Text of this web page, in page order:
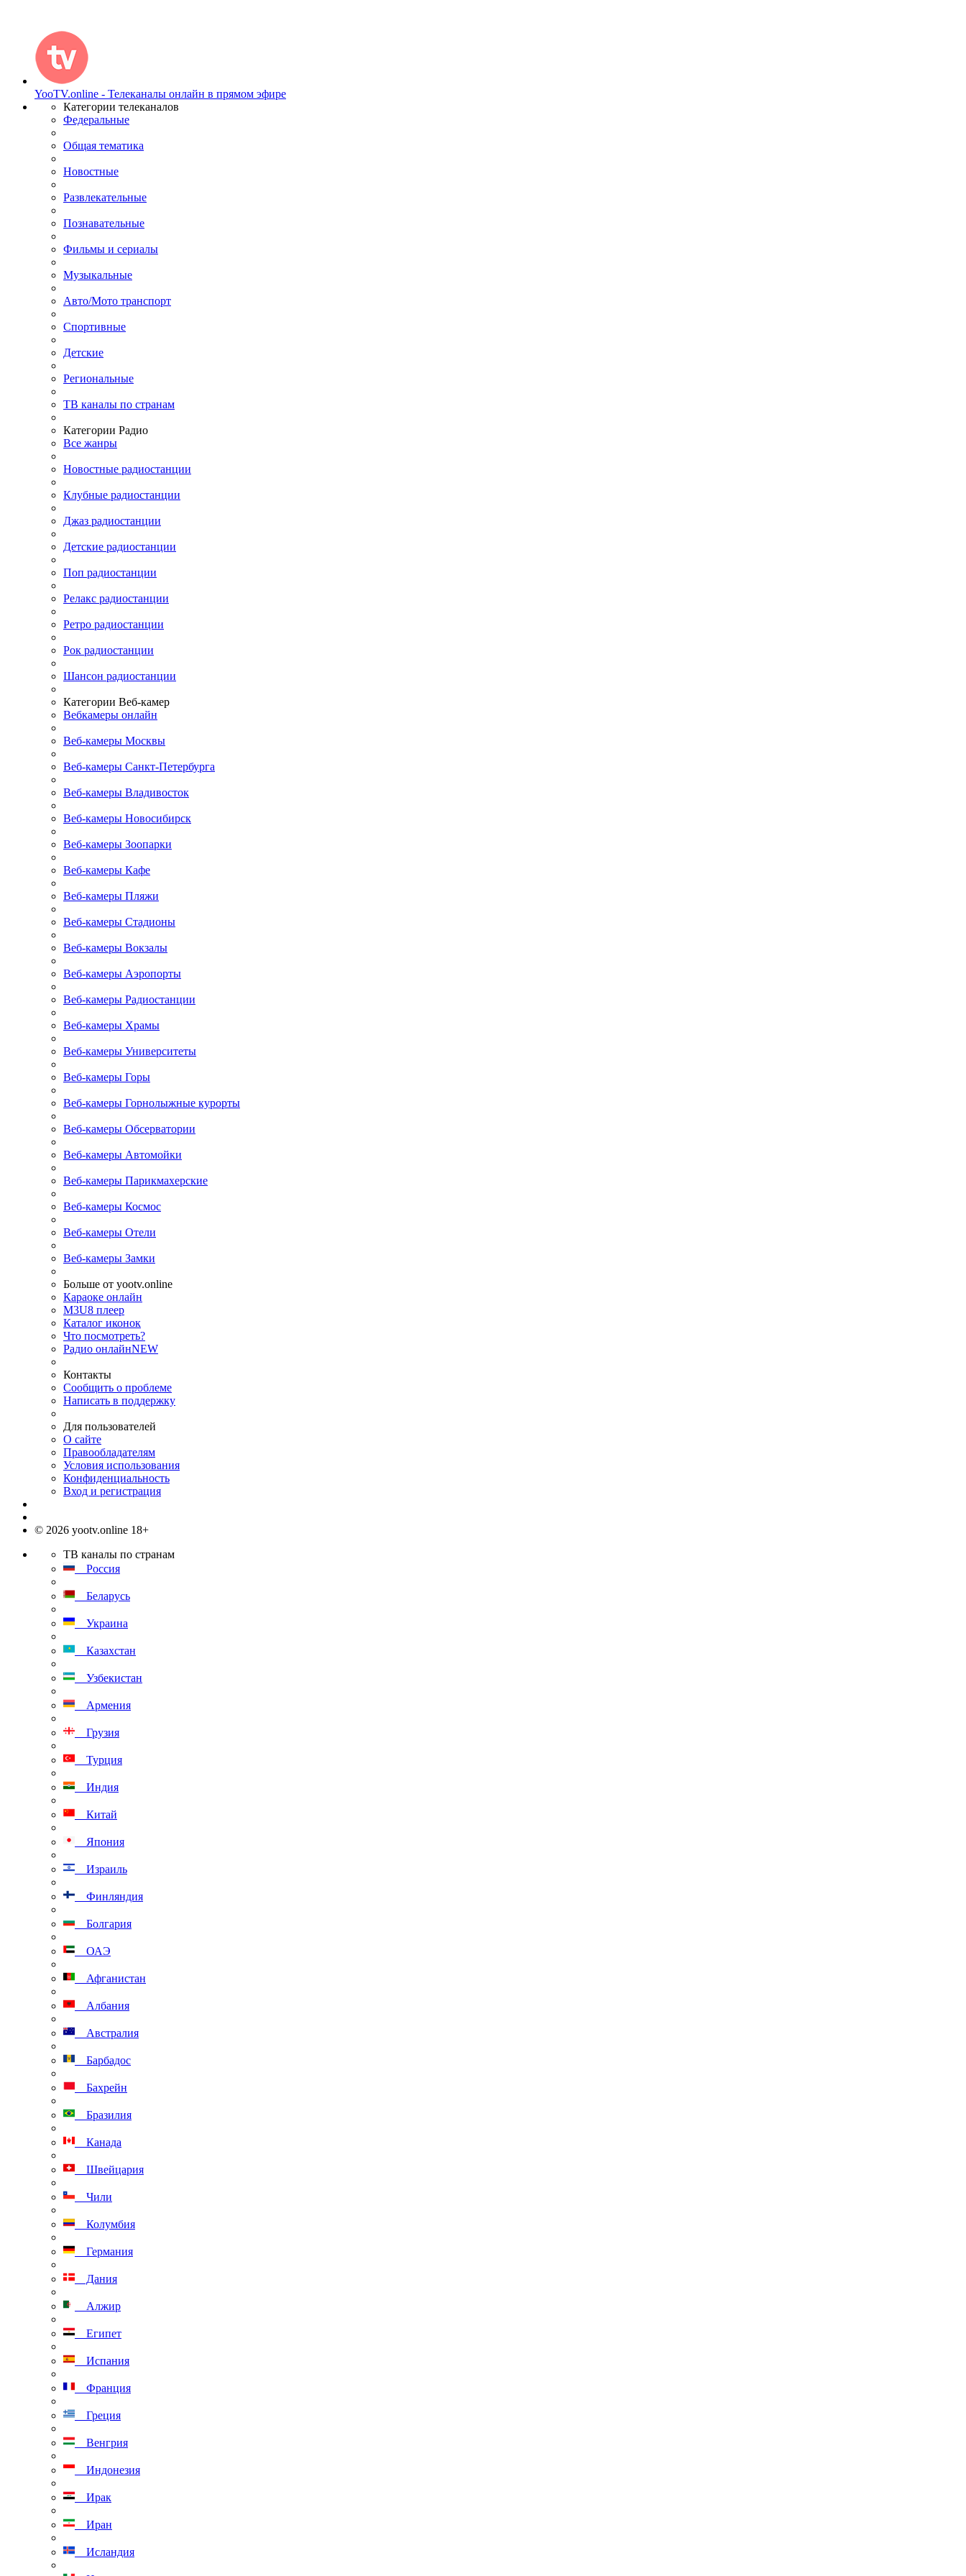
YooTV.online - Телеканалы онлайн в прямом эфире
Категории телеканалов
Федеральные
Общая тематика
Новостные
Развлекательные
Познавательные
Фильмы и сериалы
Музыкальные
Авто/Мото транспорт
Спортивные
Детские
Региональные
ТВ каналы по странам
Категории Радио
Все жанры
Новостные радиостанции
Клубные радиостанции
Джаз радиостанции
Детские радиостанции
Поп радиостанции
Релакс радиостанции
Ретро радиостанции
Рок радиостанции
Шансон радиостанции
Категории Веб-камер
Вебкамеры онлайн
Веб-камеры Москвы
Веб-камеры Санкт-Петербурга
Веб-камеры Владивосток
Веб-камеры Новосибирск
Веб-камеры Зоопарки
Веб-камеры Кафе
Веб-камеры Пляжи
Веб-камеры Стадионы
Веб-камеры Вокзалы
Веб-камеры Аэропорты
Веб-камеры Радиостанции
Веб-камеры Храмы
Веб-камеры Университеты
Веб-камеры Горы
Веб-камеры Горнолыжные курорты
Веб-камеры Обсерватории
Веб-камеры Автомойки
Веб-камеры Парикмахерские
Веб-камеры Космос
Веб-камеры Отели
Веб-камеры Замки
Больше от yootv.online
Караоке онлайн
M3U8 плеер
Каталог иконок
Что посмотреть?
Радио онлайнNEW
Контакты
Сообщить о проблеме
Написать в поддержку
Для пользователей
О сайте
Правообладателям
Условия использования
Конфиденциальность
Вход и регистрация
© 2026 yootv.online 18+
ТВ каналы по странам
Россия
Беларусь
Украина
Казахстан
Узбекистан
Армения
Грузия
Турция
Индия
Китай
Япония
Израиль
Финляндия
Болгария
ОАЭ
Афганистан
Албания
Австралия
Барбадос
Бахрейн
Бразилия
Канада
Швейцария
Чили
Колумбия
Германия
Дания
Алжир
Египет
Испания
Франция
Греция
Венгрия
Индонезия
Ирак
Иран
Исландия